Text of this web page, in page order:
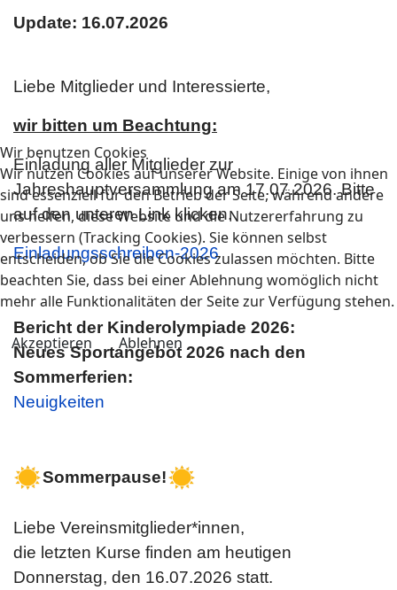
Update: 16.07.2026
Liebe Mitglieder und Interessierte,
wir bitten um Beachtung:
Einladung aller Mitglieder zur
Jahreshauptversammlung am 17.07.2026. Bitte
auf den unteren Link klicken.
Einladungsschreiben-2026
Bericht der Kinderolympiade 2026:
Neues Sportangebot 2026 nach den
Sommerferien:
Neuigkeiten
Sommerpause!
Liebe Vereinsmitglieder*innen,
die letzten Kurse finden am heutigen
Donnerstag, den 16.07.2026 statt.
Wir benutzen Cookies
Wir nutzen Cookies auf unserer Website. Einige von ihnen
sind essenziell für den Betrieb der Seite, während andere
uns helfen, diese Website und die Nutzererfahrung zu
verbessern (Tracking Cookies). Sie können selbst
entscheiden, ob Sie die Cookies zulassen möchten. Bitte
beachten Sie, dass bei einer Ablehnung womöglich nicht
mehr alle Funktionalitäten der Seite zur Verfügung stehen.
Akzeptieren Ablehnen